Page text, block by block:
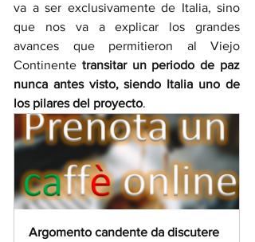
va a ser exclusivamente de Italia, sino
que nos va a explicar los grandes
avances que permitieron al Viejo
Continente transitar un periodo de paz
nunca antes visto, siendo Italia uno de
los pilares del proyecto.
Argomento candente da discutere